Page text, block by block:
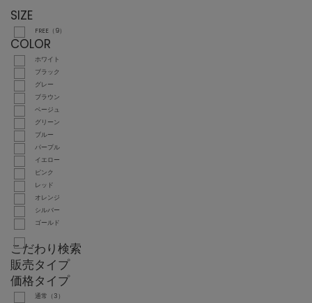
SIZE
FREE（9）
COLOR
ホワイト
ブラック
グレー
ブラウン
ベージュ
グリーン
ブルー
パープル
イエロー
ピンク
レッド
オレンジ
シルバー
ゴールド
こだわり検索
販売タイプ
価格タイプ
通常（3）